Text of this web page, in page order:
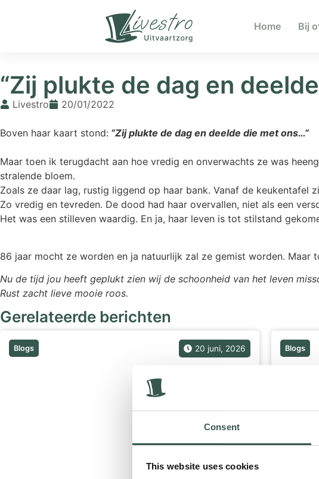
Consent
This website uses cookies
Home Bij
“Zij plukte de dag en
Livestro 20/01/2022
Boven haar kaart stond: “Zij plukte de dag en deelde die met ons…”
Maar toen ik terugdacht aan hoe vredig en onverwachts ze was
stralende bloem.
Zoals ze daar lag, rustig liggend op haar bank. Vanaf de keukentafel
Zo vredig en tevreden. De dood had haar overvallen, niet als een
Het was een stilleven waardig. En ja, haar leven is tot stilstand
86 jaar mocht ze worden en ja natuurlijk zal ze gemist worden.
Nu de tijd jou heeft geplukt zien wij de schoonheid van het leven
Rust zacht lieve mooie roos.
Gerelateerde berichten
20 juni, 2026
Blogs Blogs